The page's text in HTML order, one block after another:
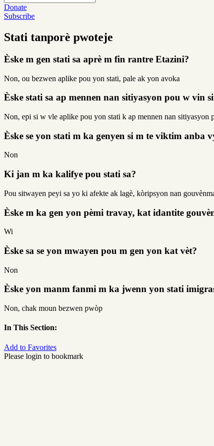
Donate
Subscribe
Stati tanporè pwoteje
Èske m gen stati sa aprè m fin rantre Etazini?
Non, ou bezwen aplike pou yon stati, pale ak yon avoka
Èske stati sa ap mennen nan sitiyasyon pou w vin
Non, epi si w vle aplike pou yon stati k ap mennen nan
Èske se yon stati m ka genyen si m te viktim anba
Non
Ki jan m ka kalifye pou stati sa?
Pou sitwayen peyi sa yo ki afekte ak lagè, kòripsyon nan
Èske m ka gen yon pèmi travay, kat idantite
Wi
Èske sa se yon mwayen pou m gen yon kat vèt?
Non
Èske yon manm fanmi m ka jwenn yon stati
Non, chak moun bezwen pwòp
In This Section:
Add to Favorites
Please login to bookmark